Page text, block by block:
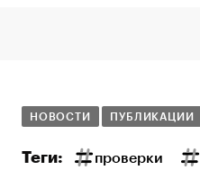
НОВОСТИ ПУБЛИКАЦИИ
Теги: проверки